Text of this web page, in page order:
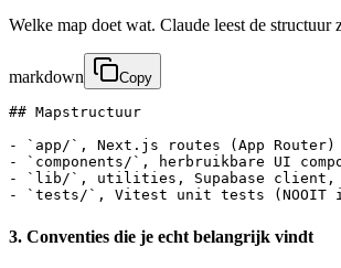
Welke map doet wat. Claude leest de
markdown Copy
## Mapstructuur
- `app/`, Next.js routes (App Router)
- `components/`, herbruikbare UI
- `lib/`, utilities, Supabase client,
- `tests/`, Vitest unit tests (NOOIT
3. Conventies die je echt belangrijk vindt